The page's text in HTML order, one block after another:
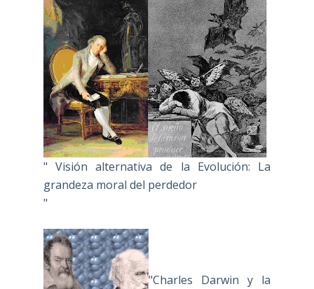
" Visión alternativa de la Evolución: La
grandeza moral del perdedor
"
"Charles Darwin y la